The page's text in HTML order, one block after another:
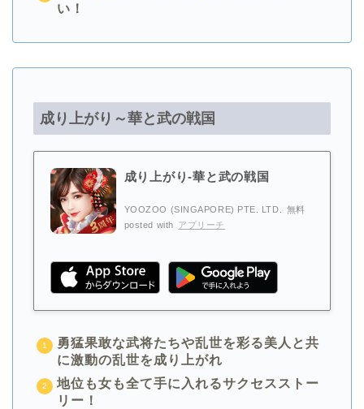
い！
成り上がり～華と武の戦国
成り上がり-華と武の戦国
YOOZOO (SINGAPORE) PTE. LTD.
無料
posted with アプリーチ
勇猛果敢な武将たちや乱世を彩る美人と共
に激動の乱世を成り上がれ
地位も女も全て手に入れるサクセスストー
リー！